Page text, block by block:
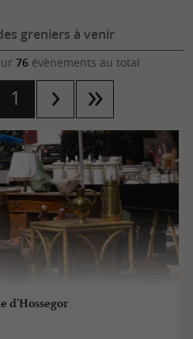
greniers à venir
76évènements au total
1
d'Hossegor